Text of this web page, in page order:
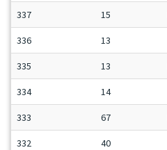
337 15
336 13
335 13
334 14
333 67
332 40